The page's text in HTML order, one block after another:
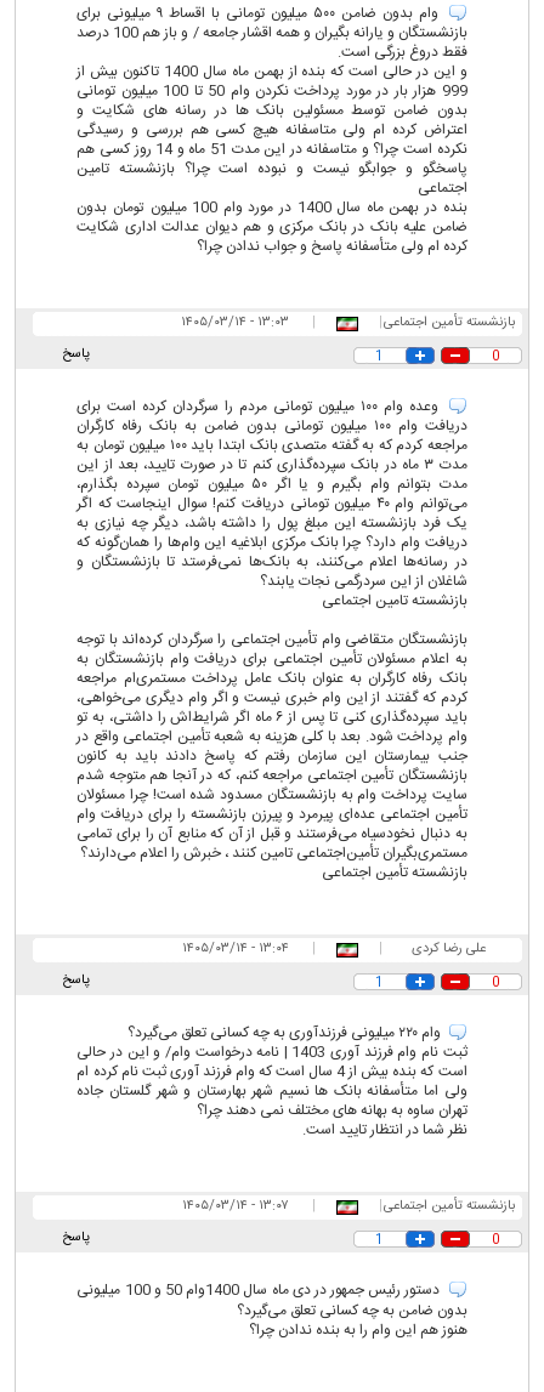
وام بدون ضامن ۵۰۰ میلیون تومانی با اقساط ۹ میلیونی برای
بازنشستگان و یارانه بگیران و همه اقشار جامعه / و باز هم 100 درصد
فقط دروغ بزرگی است.
و این در حالی است که بنده از بهمن ماه سال 1400 تاکنون بیش از
999 هزار بار در مورد پرداخت نکردن وام 50 تا 100 میلیون تومانی
بدون ضامن توسط مسئولین بانک ها در رسانه های شکایت و
اعتراض کرده ام ولی متاسفانه هیچ کسی هم بررسی و رسیدگی
نکرده است چرا؟ و متاسفانه در این مدت 51 ماه و 14 روز کسی هم
پاسخگو و جوابگو نیست و نبوده است چرا؟ بازنشسته تامین
اجتماعی
بنده در بهمن ماه سال 1400 در مورد وام 100 میلیون تومان بدون
ضامن علیه بانک در بانک مرکزی و هم دیوان عدالت اداری شکایت
کرده ام ولی متأسفانه پاسخ و جواب ندادن چرا؟
بازنشسته تأمین اجتماعی|
|
۱۳:۰۳ - ۱۴۰۵/۰۳/۱۴
پاسخ
0
1
وعده وام ۱۰۰ میلیون تومانی مردم را سرگردان کرده است برای
دریافت وام ۱۰۰ میلیون تومانی بدون ضامن به بانک رفاه کارگران
مراجعه کردم که به گفته متصدی بانک ابتدا باید ۱۰۰ میلیون تومان به
مدت ۳ ماه در بانک سپرده‌گذاری ‌کنم تا در صورت تایید، بعد از این
مدت بتوانم وام بگیرم و یا اگر ۵۰ میلیون تومان سپرده بگذارم،
می‌توانم وام ۴۰ میلیون تومانی دریافت کنم! سوال اینجاست که اگر
یک فرد بازنشسته این مبلغ پول را داشته باشد، دیگر چه نیازی به
دریافت وام دارد؟ چرا بانک مرکزی ابلاغیه این وام‌ها را همان‌گونه که
در رسانه‌ها اعلام می‌کنند، به بانک‌ها نمی‌فرستد تا بازنشستگان و
شاغلان از این سردرگمی نجات یابند؟
بازنشسته تامین اجتماعی
بازنشستگان متقاضی وام تأمین اجتماعی را سرگردان کرده‌اند با توجه
به اعلام مسئولان تأمین اجتماعی برای دریافت وام بازنشستگان به
بانک رفاه کارگران به عنوان بانک عامل پرداخت مستمری‌ام مراجعه
کردم که گفتند از این وام خبری نیست و اگر وام دیگری می‌خواهی،
باید سپرده‌گذاری کنی تا پس از ۶ ماه اگر شرایط‌اش را داشتی، به تو
وام پرداخت شود. بعد با کلی هزینه به شعبه تأمین اجتماعی واقع در
جنب بیمارستان این سازمان رفتم که پاسخ دادند باید به کانون
بازنشستگان تأمین اجتماعی مراجعه کنم، که در آنجا هم متوجه شدم
سایت پرداخت وام به بازنشستگان مسدود شده است!‌ چرا مسئولان
تأمین اجتماعی عده‌ای پیرمرد و پیرزن بازنشسته را برای دریافت وام
به دنبال نخودسیاه می‌فرستند و قبل از آن که منابع آن را برای تمامی
مستمری‌بگیران تأمین‌اجتماعی تامین کنند ، خبرش را اعلام می‌دارند؟
بازنشسته تأمین اجتماعی
علی رضا کردی |
|
۱۳:۰۴ - ۱۴۰۵/۰۳/۱۴
پاسخ
0
1
وام ۲۲۰ میلیونی فرزندآوری به چه کسانی تعلق می‌گیرد؟
ثبت نام وام فرزند آوری 1403 | نامه درخواست وام/ و این در حالی
است که بنده بیش از 4 سال است که وام فرزند آوری ثبت نام کرده ام
ولی اما متأسفانه بانک ها نسیم شهر بهارستان و شهر گلستان جاده
تهران ساوه به بهانه های مختلف نمی دهند چرا؟
نظر شما در انتظار تایید است.
بازنشسته تأمین اجتماعی|
|
۱۳:۰۷ - ۱۴۰۵/۰۳/۱۴
پاسخ
0
1
دستور رئیس جمهور در دی ماه سال 1400وام 50 و 100 میلیونی
بدون ضامن به چه کسانی تعلق می‌گیرد؟
هنوز هم این وام را به بنده ندادن چرا؟